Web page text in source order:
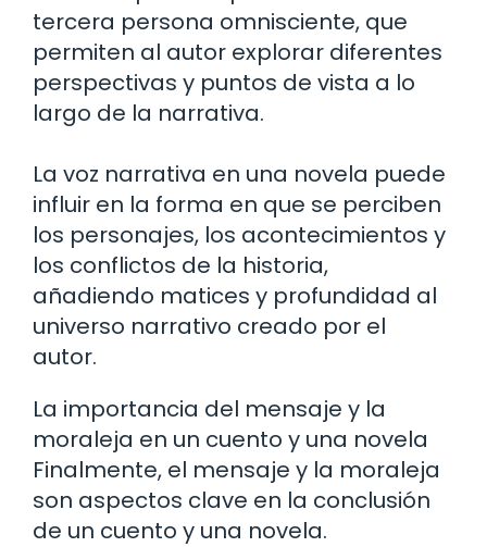
tercera persona omnisciente, que
permiten al autor explorar diferentes
perspectivas y puntos de vista a lo
largo de la narrativa.
La voz narrativa en una novela puede
influir en la forma en que se perciben
los personajes, los acontecimientos y
los conflictos de la historia,
añadiendo matices y profundidad al
universo narrativo creado por el
autor.
La importancia del mensaje y la
moraleja en un cuento y una novela
Finalmente, el mensaje y la moraleja
son aspectos clave en la conclusión
de un cuento y una novela.